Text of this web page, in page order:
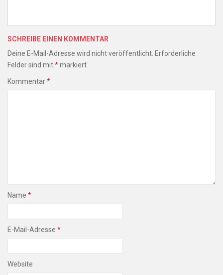
SCHREIBE EINEN KOMMENTAR
Deine E-Mail-Adresse wird nicht veröffentlicht. Erforderliche
Felder sind mit*markiert
Kommentar*
Name *
E-Mail-Adresse *
Website